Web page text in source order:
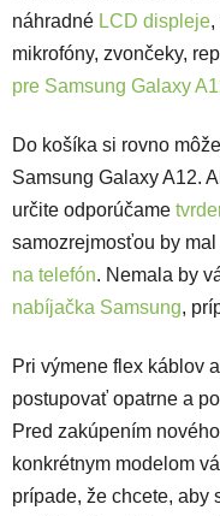
náhradné LCD displeje,
mikrofóny, zvončeky,
pre Samsung Galaxy
Do košíka si rovno
Samsung Galaxy A12.
určite odporúčame
samozrejmosťou by
na telefón. Nemala by
nabíjačka Samsung,
Pri výmene flex káblov
postupovať opatrne a
Pred zakúpením
konkrétnym modelom
prípade, že chcete, aby